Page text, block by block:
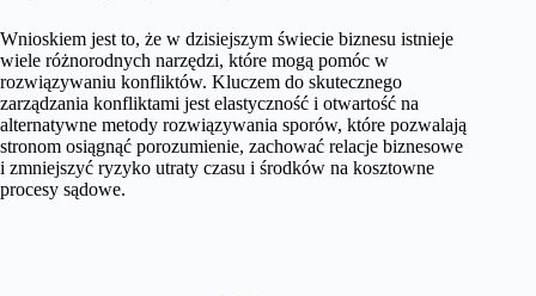
Wnioskiem jest to, że w dzisiejszym świecie biznesu istnieje
wiele różnorodnych narzędzi, które mogą pomóc w
rozwiązywaniu konfliktów. Kluczem do skutecznego
zarządzania konfliktami jest elastyczność i otwartość na
alternatywne metody rozwiązywania sporów, które pozwalają
stronom osiągnąć porozumienie, zachować relacje biznesowe
i zmniejszyć ryzyko utraty czasu i środków na kosztowne
procesy sądowe.